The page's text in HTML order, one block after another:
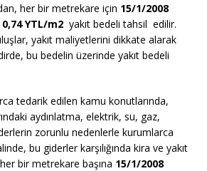
her bir metrekare için 15/1/2008
YTL/m2 yakıt bedeli tahsil edilir.
yakıt maliyetlerini dikkate alarak
bu bedelin üzerinde yakıt bedeli
tedarik edilen kamu konutlarında,
aydınlatma, elektrik, su, gaz,
zorunlu nedenlerle kurumlarca
bu giderler karşılığında kira ve yakıt
bir metrekare başına 15/1/2008